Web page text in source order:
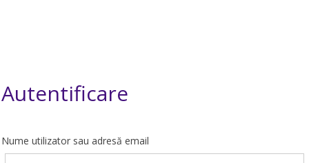
Autentificare
Nume utilizator sau adresă email